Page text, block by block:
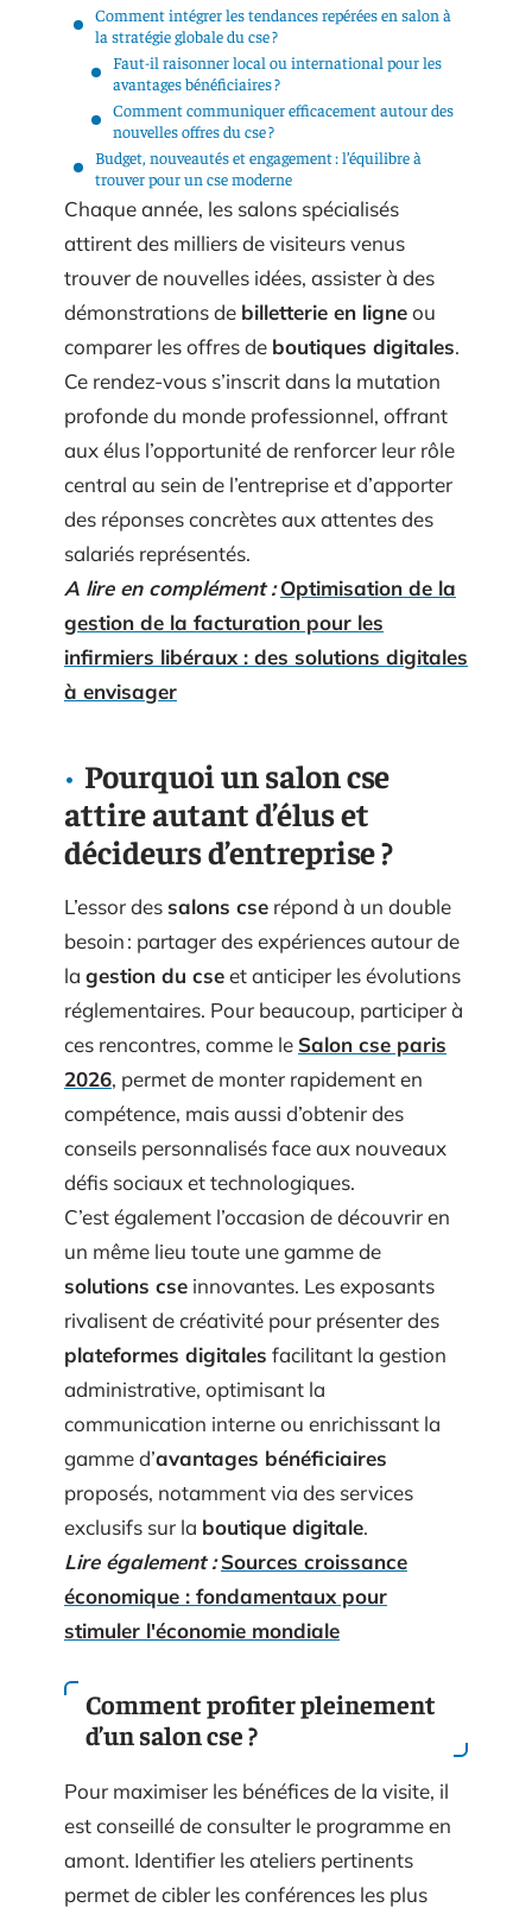
Comment intégrer les tendances repérées en salon à
la stratégie globale du cse ?
Faut-il raisonner local ou international pour les
avantages bénéficiaires ?
Comment communiquer efficacement autour des
nouvelles offres du cse ?
Budget, nouveautés et engagement : l’équilibre à
trouver pour un cse moderne
Chaque année, les salons spécialisés
attirent des milliers de visiteurs venus
trouver de nouvelles idées, assister à des
démonstrations de billetterie en ligneou
comparer les offres de boutiques digitales.
Ce rendez-vous s’inscrit dans la mutation
profonde du monde professionnel, offrant
aux élus l’opportunité de renforcer leur rôle
central au sein de l’entreprise et d’apporter
des réponses concrètes aux attentes des
salariés représentés.
A lire en complément : Optimisation de la
gestion de la facturation pour les
infirmiers libéraux : des solutions digitales
à envisager
Pourquoi un salon cse
attire autant d’élus et
décideurs d’entreprise ?
L’essor dessalons cse répond à un double
besoin : partager des expériences autour de
la gestion du cseet anticiper les évolutions
réglementaires. Pour beaucoup, participer à
ces rencontres, comme le Salon cse paris
2026, permet de monter rapidement en
compétence, mais aussi d’obtenir des
conseils personnalisés face aux nouveaux
défis sociaux et technologiques.
C’est également l’occasion de découvrir en
un même lieu toute une gamme de
solutions cse innovantes. Les exposants
rivalisent de créativité pour présenter des
plateformes digitales facilitant la gestion
administrative, optimisant la
communication interne ou enrichissant la
gamme d’avantages bénéficiaires
proposés, notamment via des services
exclusifs sur la boutique digitale.
Lire également : Sources croissance
économique : fondamentaux pour
stimuler l'économie mondiale
Comment profiter pleinement
d’un salon cse ?
Pour maximiser les bénéfices de la visite, il
est conseillé de consulter le programme en
amont. Identifier les ateliers pertinents
permet de cibler les conférences les plus